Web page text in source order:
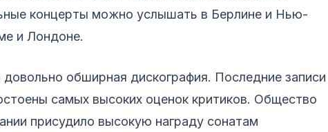
концерты можно услышать в Берлине и Нью-
и Лондоне.
довольно обширная дискография. Последние записи
самых высоких оценок критиков. Общество
присудило высокую награду сонатам